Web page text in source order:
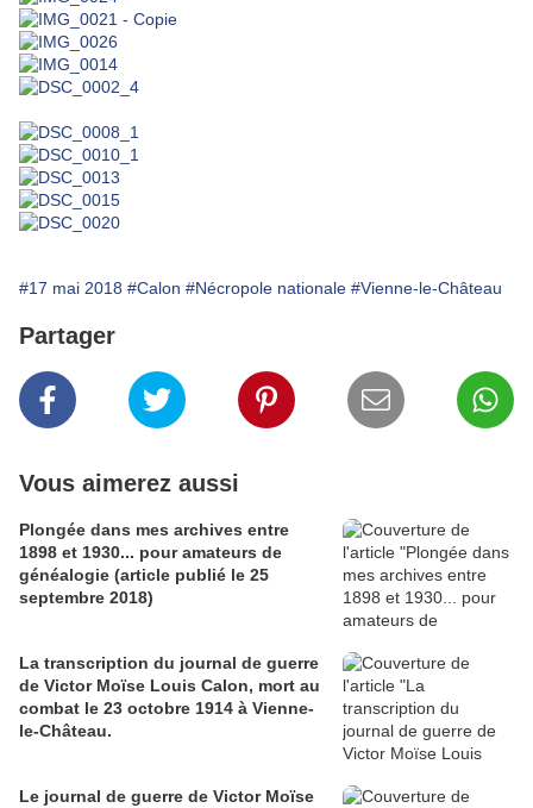
#17 mai 2018 #Calon #Nécropole nationale #Vienne-le-Château
Partager
Vous aimerez aussi
Plongée dans mes archives entre
1898 et 1930... pour amateurs de
généalogie (article publié le 25
septembre 2018)
La transcription du journal de guerre
de Victor Moïse Louis Calon, mort au
combat le 23 octobre 1914 à Vienne-
le-Château.
Le journal de guerre de Victor Moïse